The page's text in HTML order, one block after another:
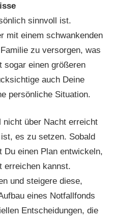
sinnvoll ist.
mit einem schwankenden
zu versorgen, was
sogar einen größeren
auch Deine
persönliche Situation.
nicht über Nacht erreicht
es zu setzen. Sobald
Du einen Plan entwickeln,
erreichen kannst.
und steigere diese,
eines Notfallfonds
Entscheidungen, die